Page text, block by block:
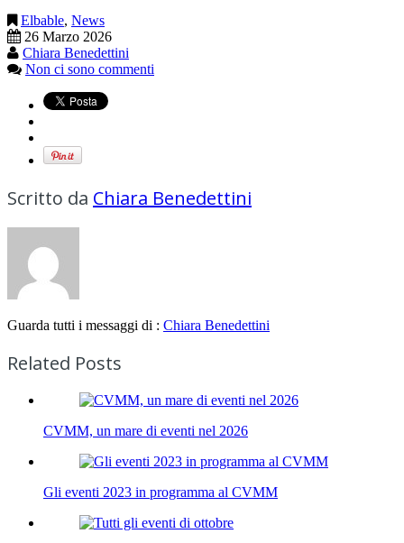
Elbable, News
26 Marzo 2026
Chiara Benedettini
Non ci sono commenti
Scritto da Chiara Benedettini
Guarda tutti i messaggi di : Chiara Benedettini
Related Posts
CVMM, un mare di eventi nel 2026
Gli eventi 2023 in programma al CVMM